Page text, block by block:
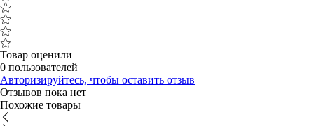
Товар оценили
0 пользователей
Авторизируйтесь, чтобы оставить отзыв
Отзывов пока нет
Похожие товары